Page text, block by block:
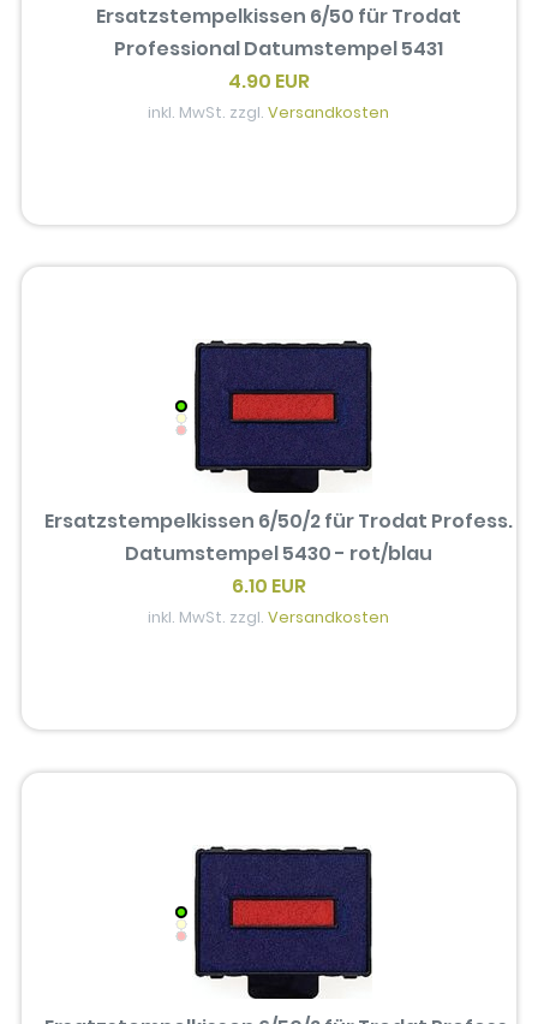
Ersatzstempelkissen 6/50 für Trodat
Professional Datumstempel 5431
4.90 EUR
inkl. MwSt. zzgl.Versandkosten
Ersatzstempelkissen 6/50/2 für Trodat Profess.
Datumstempel 5430 - rot/blau
6.10 EUR
inkl. MwSt. zzgl.Versandkosten